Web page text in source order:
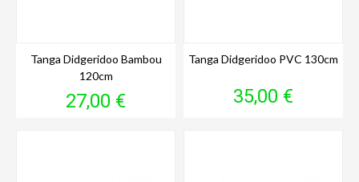
Tanga Didgeridoo Bambou
120cm
Prix
27,00 €
Tanga Didgeridoo PVC 130cm
Prix
35,00 €